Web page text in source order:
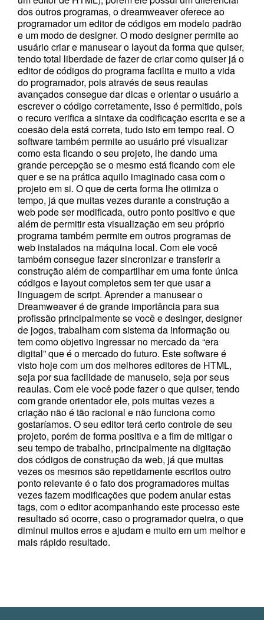
dos outros programas, o dreamweaver oferece ao
programador um editor de códigos em modelo padrão
e um modo de designer. O modo designer permite ao
usuário criar e manusear o layout da forma que quiser,
tendo total liberdade de fazer de criar como quiser já o
editor de códigos do programa facilita e muito a vida
do programador, pois através de seus reaulas
avançados consegue dar dicas e orientar o usuário a
escrever o código corretamente, isso é permitido, pois
o recuro verifica a sintaxe da codificação escrita e se a
coesão dela está correta, tudo isto em tempo real. O
software também permite ao usuário pré visualizar
como esta ficando o seu projeto, lhe dando uma
grande percepção se o mesmo está ficando com ele
quer e se na prática aquilo imaginado casa com o
projeto em si. O que de certa forma lhe otimiza o
tempo, já que muitas vezes durante a construção a
web pode ser modificada, outro ponto positivo e que
além de permitir esta visualização em seu próprio
programa também permite em outros programas de
web instalados na máquina local. Com ele você
também consegue fazer sincronizar e transferir a
construção além de compartilhar em uma fonte única
códigos e layout completos sem ter que usar a
linguagem de script. Aprender a manusear o
Dreamweaver é de grande importância para sua
profissão principalmente se você e desinger, designer
de jogos, trabalham com sistema da informação ou
tem como objetivo ingressar no mercado da “era
digital” que é o mercado do futuro. Este software é
visto hoje com um dos melhores editores de HTML,
seja por sua facilidade de manuseio, seja por seus
reaulas. Com ele você pode fazer o que quiser, tendo
com grande orientador ele, pois muitas vezes a
criação não é tão racional e não funciona como
gostaríamos. O seu editor terá certo controle de seu
projeto, porém de forma positiva e a fim de mitigar o
seu tempo de trabalho, principalmente na digitação
dos códigos de construção da web, já que muitas
vezes os mesmos são repetidamente escritos outro
ponto relevante é o fato dos programadores muitas
vezes fazem modificações que podem anular estas
tags, com o editor acompanhando este processo este
resultado só ocorre, caso o programador queira, o que
diminui muitos erros e ajudam e muito em um melhor e
mais rápido resultado.